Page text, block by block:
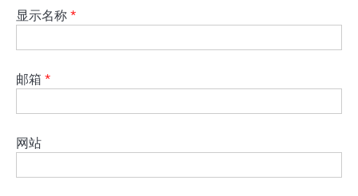
显示名称 *
邮箱 *
网站